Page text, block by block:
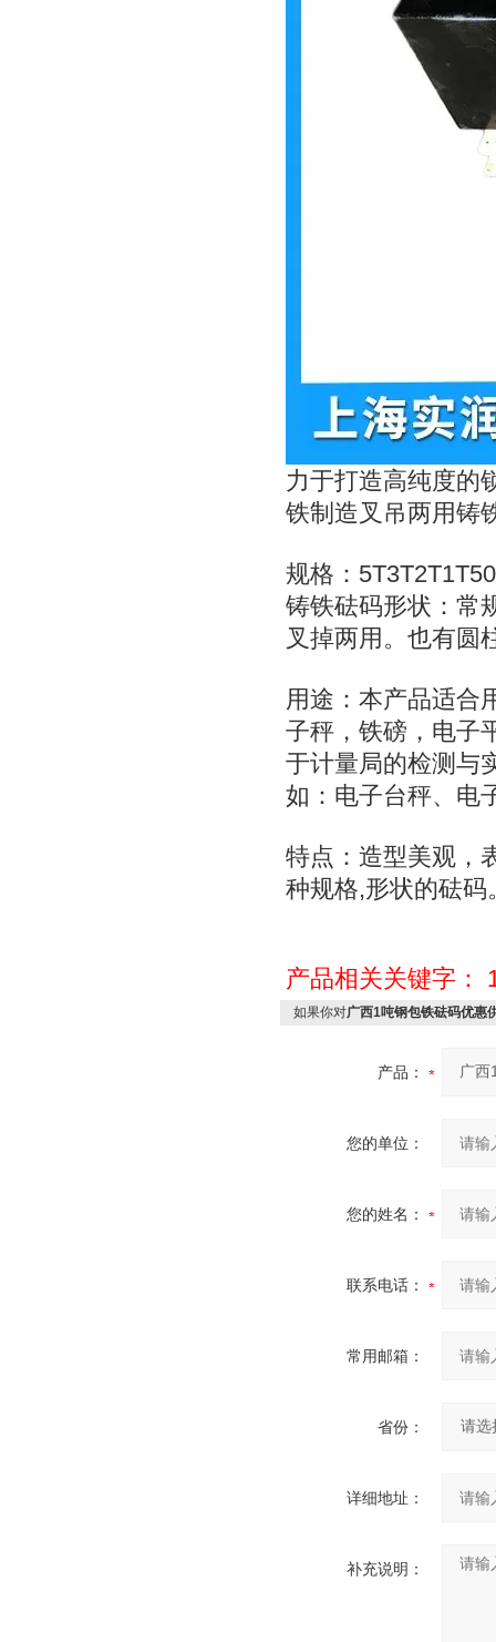
力于打造高纯度的
铁制造叉吊两用铸
规格：
铸铁砝码形状：常
叉掉两用。也有圆
用途：本产品适合
子秤，铁磅，电子
于计量局的检测与
如：电子台秤、电
特点：造型美观，
种规格,形状的砝码
产品相关关键字：
如果你对广西1吨钢包铁砝码优惠
产品：
您的单位：
您的姓名：
联系电话：
常用邮箱：
省份：
详细地址：
补充说明：